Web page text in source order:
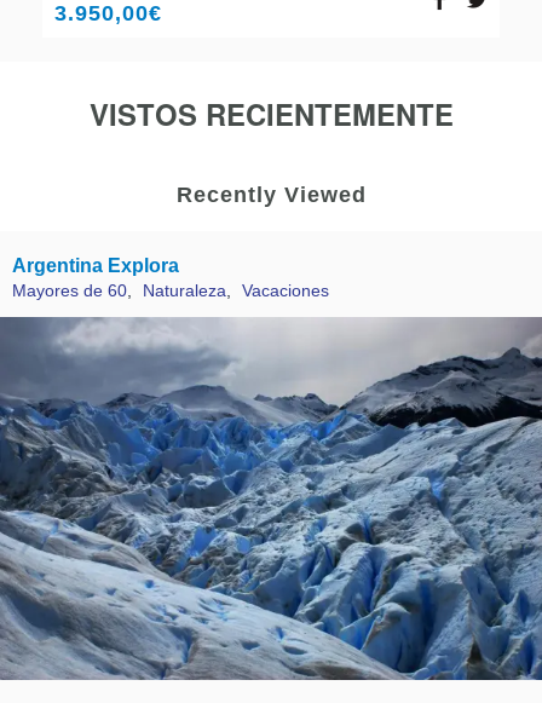
3.950,00€
VISTOS RECIENTEMENTE
Recently Viewed
Argentina Explora
Mayores de 60, Naturaleza, Vacaciones